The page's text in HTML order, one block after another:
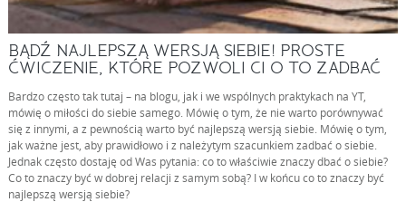
BĄDŹ NAJLEPSZĄ WERSJĄ SIEBIE! PROSTE
ĆWICZENIE, KTÓRE POZWOLI CI O TO ZADBAĆ
Bardzo często tak tutaj – na blogu, jak i we wspólnych praktykach na YT,
mówię o miłości do siebie samego. Mówię o tym, że nie warto porównywać
się z innymi, a z pewnością warto być najlepszą wersją siebie. Mówię o tym,
jak ważne jest, aby prawidłowo i z należytym szacunkiem zadbać o siebie.
Jednak często dostaję od Was pytania: co to właściwie znaczy dbać o siebie?
Co to znaczy być w dobrej relacji z samym sobą? I w końcu co to znaczy być
najlepszą wersją siebie?